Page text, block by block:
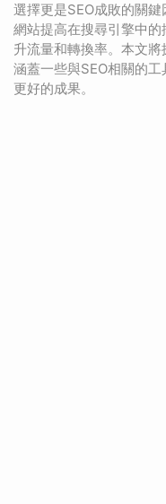
選擇更是SEO成敗的關
網站提高在搜尋引擎中
升流量和轉換率。本文
涵蓋一些與SEO相關的
更好的成果。